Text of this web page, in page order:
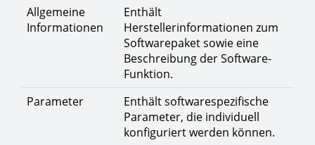
Allgemeine
Informationen
Enthält
Herstellerinformationen zum
Softwarepaket sowie eine
Beschreibung der Software-
Funktion.
Parameter
Enthält softwarespezifische
Parameter, die individuell
konfiguriert werden können.